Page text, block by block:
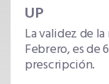
UP
La validez de
Febrero, es de
prescripción.